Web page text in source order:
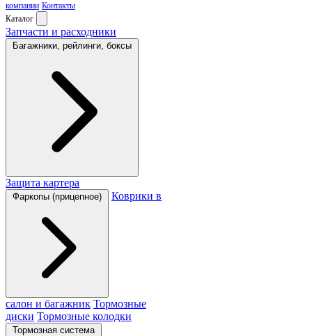
компании Контакты
Каталог
Запчасти и расходники
Багажники, рейлинги, боксы
Защита картера
Фаркопы (прицепное) Коврики в
салон и багажник Тормозные
диски Тормозные колодки
Тормозная система